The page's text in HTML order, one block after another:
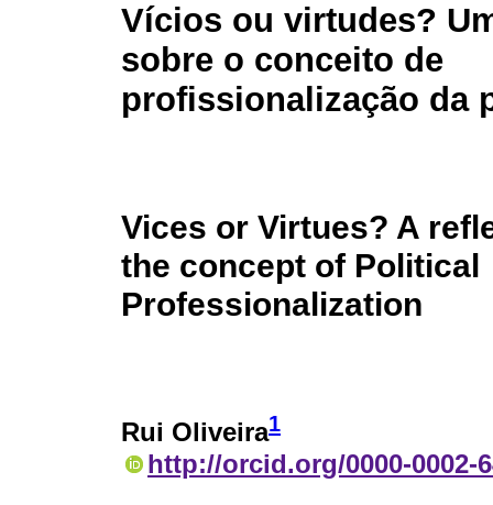
Vícios ou virtudes?
sobre o conceito de
profissionalização da
Vices or Virtues? A
the concept of Political
Professionalization
Rui Oliveira1
http://orcid.org/0000-0002-